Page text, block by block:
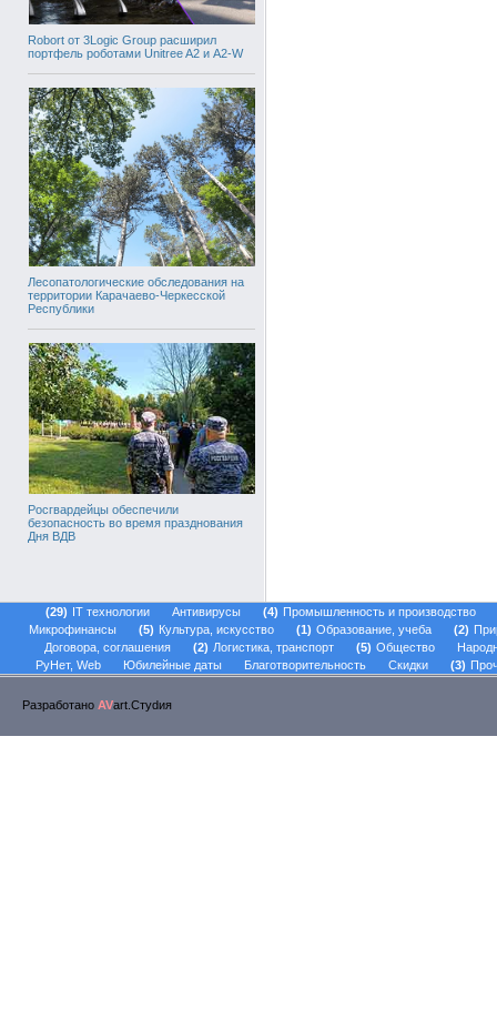
Robort от 3Logic Group расширил
портфель роботами Unitree A2 и A2-W
Лесопатологические обследования на
территории Карачаево-Черкесской
Республики
Росгвардейцы обеспечили
безопасность во время празднования
Дня ВДВ
29 IT технологии Антивирусы 4
Промышленность и производство
Микрофинансы
5 Культура, искусство 1 Образование, учеба 2
Договора, соглашения
2 Логистика, транспорт 5 Общество
РуНет, Web
Юбилейные даты Благотворительность Скидки 3
Разработано AVart.Стуdия